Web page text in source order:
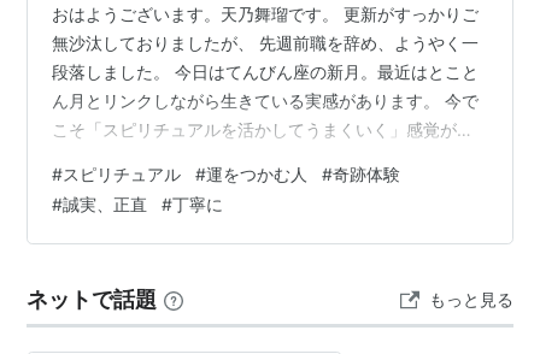
おはようございます。天乃舞瑠です。 更新がすっかりご
無沙汰しておりましたが、 先週前職を辞め、ようやく一
段落しました。 今日はてんびん座の新月。最近はとこと
ん月とリンクしながら生きている実感があります。 今で
こそ「スピリチュアルを活かしてうまくいく」感覚があ
日はわたしが軽やかに運を乗りこなせるようになるまで
のストーリーをお話しします。 ーーーーーーーーーーー
ーーーーーーーーーーーーーーーーーーーーーーーーー
SNSで発信されていた内容がとても腑に落ちました。 経
営者とスピリチュアルの関わり方に…
#スピリチュアル #運をつかむ人 #奇跡体験
#誠実、正直 #丁寧に
ネットで話題 もっと見る